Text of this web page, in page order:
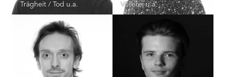
Trägheit / Tod u.a.
Völlerei u.a.